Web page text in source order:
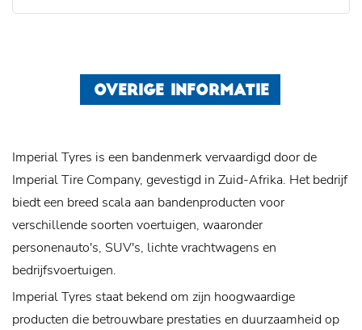
OVERIGE INFORMATIE
Imperial Tyres is een bandenmerk vervaardigd door de
Imperial Tire Company, gevestigd in Zuid-Afrika. Het bedrijf
biedt een breed scala aan bandenproducten voor
verschillende soorten voertuigen, waaronder
personenauto's, SUV's, lichte vrachtwagens en
bedrijfsvoertuigen.
Imperial Tyres staat bekend om zijn hoogwaardige
producten die betrouwbare prestaties en duurzaamheid op